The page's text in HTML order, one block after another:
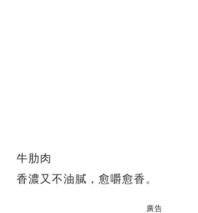
牛肋肉
香濃又不油膩，愈嚼愈香。
廣告